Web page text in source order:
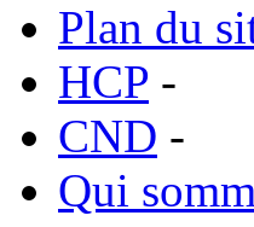
Plan du
HCP -
CND -
Qui